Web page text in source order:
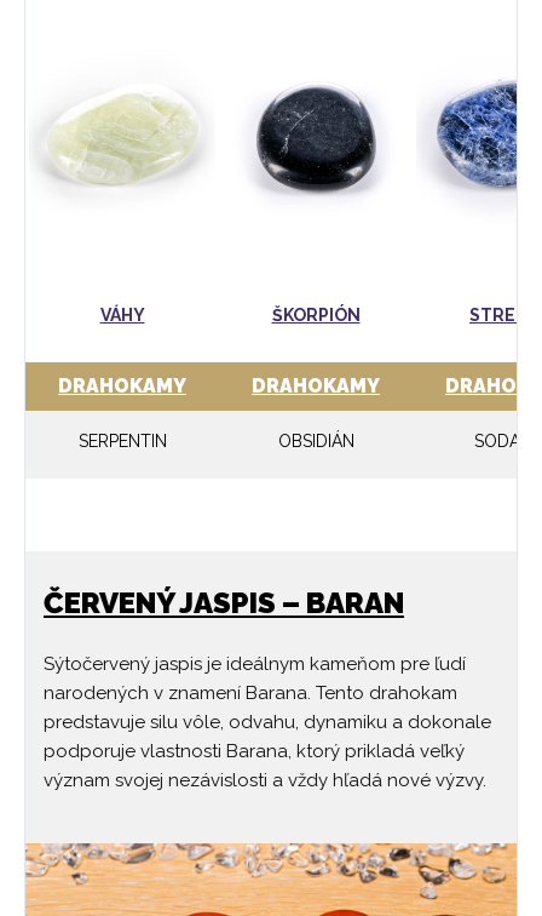
VÁHY ŠKORPIÓN
DRAHOKAMY
SERPENTIN
DRAHOKAMY
OBSIDIÁN
ČERVENÝ JASPIS – BARAN
Sýtočervený jaspis je ideálnym kameňom pre ľudí
narodených v znamení Barana. Tento drahokam
predstavuje silu vôle, odvahu, dynamiku a dokonale
podporuje vlastnosti Barana, ktorý prikladá veľký
význam svojej nezávislosti a vždy hľadá nové výzvy.